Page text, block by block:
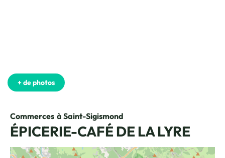
Commerces à Saint-Sigismond
ÉPICERIE-CAFÉ DE LA LYRE
+ de photos